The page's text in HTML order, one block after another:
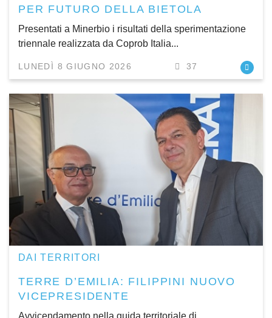
PER FUTURO DELLA BIETOLA
Presentati a Minerbio i risultati della sperimentazione
triennale realizzata da Coprob Italia...
LUNEDÌ 8 GIUGNO 2026 37
DAI TERRITORI
TERRE D’EMILIA: FILIPPINI NUOVO
VICEPRESIDENTE
Avvicendamento nella guida territoriale di